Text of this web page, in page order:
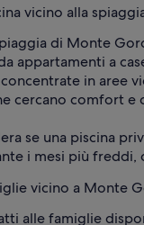
vicino alla
di Monte
appartamenti a
in aree
cercano comfort e
se una piscina
i mesi più
vicino a Monte
alle famiglie